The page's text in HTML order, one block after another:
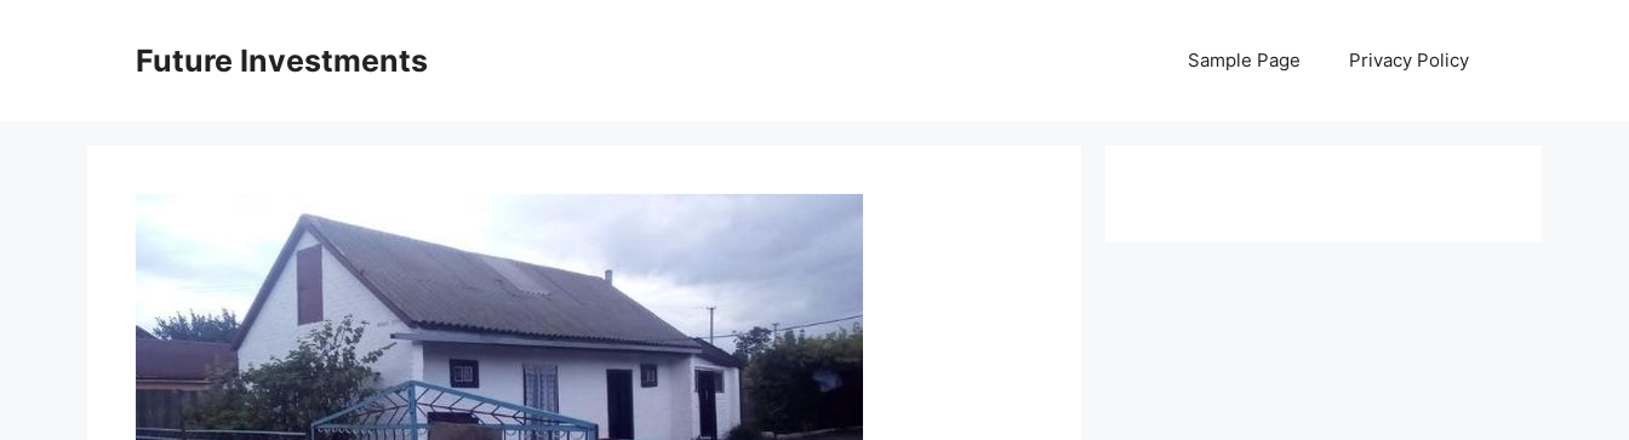
Future Investments Sample Page Privacy Policy